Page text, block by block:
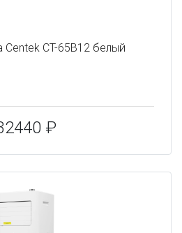
Centek CT-65B12 белый
₽